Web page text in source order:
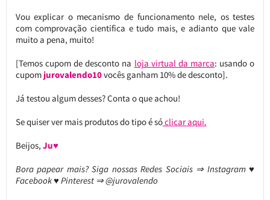
Vou explicar o mecanismo de funcionamento nele, os testes
com comprovação cientifica e tudo mais, e adianto que vale
muito a pena, muito!
[Temos cupom de desconto na loja virtual da marca: usando o
cupomjurovalendo10vocês ganham 10% de desconto].
Já testou algum desses? Conta o que achou!
Se quiser ver mais produtos do tipo é sóclicar aqui.
Beijos, Ju♥
Bora papear mais? Siga nossas Redes Sociais ⇒ Instagram ♥
Facebook ♥ Pinterest ⇒ @jurovalendo